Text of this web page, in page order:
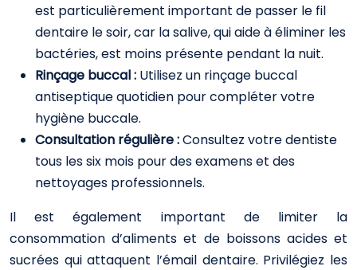
est particulièrement important de passer le fil
dentaire le soir, car la salive, qui aide à éliminer les
bactéries, est moins présente pendant la nuit.
Rinçage buccal : Utilisez un rinçage buccal
antiseptique quotidien pour compléter votre
hygiène buccale.
Consultation régulière :Consultez votre dentiste
tous les six mois pour des examens et des
nettoyages professionnels.
Il est également important de limiter la
consommation d’aliments et de boissons acides et
sucrées qui attaquent l’émail dentaire. Privilégiez les